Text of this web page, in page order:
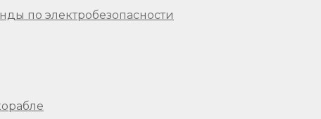
по электробезопасности